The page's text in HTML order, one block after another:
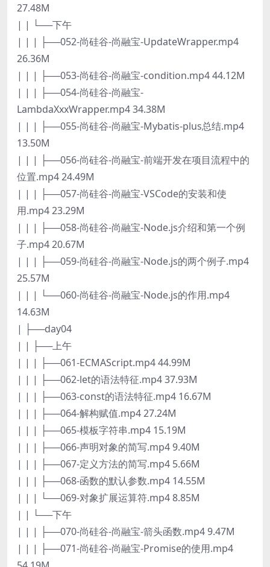
27.48M
| | └──下午
| | | ├──052-尚硅谷-尚融宝-UpdateWrapper.mp4
26.36M
| | | ├──053-尚硅谷-尚融宝-condition.mp4 44.12M
| | | ├──054-尚硅谷-尚融宝-
LambdaXxxWrapper.mp4 34.38M
| | | ├──055-尚硅谷-尚融宝-Mybatis-plus总结.mp4
13.50M
| | | ├──056-尚硅谷-尚融宝-前端开发在项目流程中的
位置.mp4 24.49M
| | | ├──057-尚硅谷-尚融宝-VSCode的安装和使
用.mp4 23.29M
| | | ├──058-尚硅谷-尚融宝-Node.js介绍和第一个例
子.mp4 20.67M
| | | ├──059-尚硅谷-尚融宝-Node.js的两个例子.mp4
25.57M
| | | └──060-尚硅谷-尚融宝-Node.js的作用.mp4
14.63M
| ├──day04
| | ├──上午
| | | ├──061-ECMAScript.mp4 44.99M
| | | ├──062-let的语法特征.mp4 37.93M
| | | ├──063-const的语法特征.mp4 16.67M
| | | ├──064-解构赋值.mp4 27.24M
| | | ├──065-模板字符串.mp4 15.19M
| | | ├──066-声明对象的简写.mp4 9.40M
| | | ├──067-定义方法的简写.mp4 5.66M
| | | ├──068-函数的默认参数.mp4 14.55M
| | | └──069-对象扩展运算符.mp4 8.85M
| | └──下午
| | | ├──070-尚硅谷-尚融宝-箭头函数.mp4 9.47M
| | | ├──071-尚硅谷-尚融宝-Promise的使用.mp4